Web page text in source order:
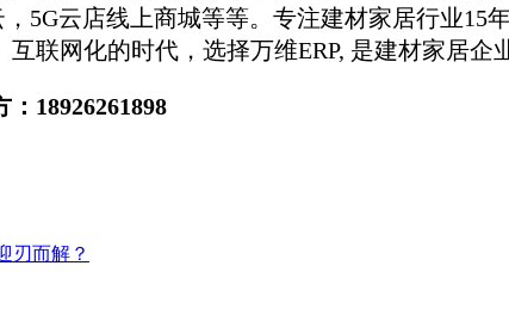
5G云店线上商城等等。专注建材家居行业15
联网化的时代，选择万维ERP, 是建材家居企
18926261898
刃而解？